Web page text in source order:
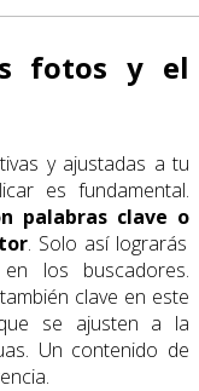
fotos y el
y ajustadas a tu
es fundamental.
palabras clave o
. Solo así lograrás
los buscadores.
clave en este
se ajusten a la
Un contenido de